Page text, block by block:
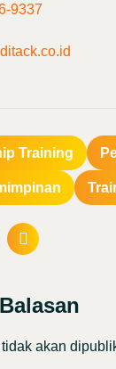
9337
Training
akan